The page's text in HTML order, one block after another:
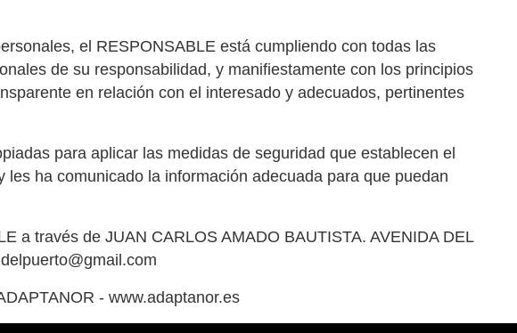
el RESPONSABLE está cumpliendo con todas las
de su responsabilidad, y manifiestamente con los principios
en relación con el interesado y adecuados, pertinentes
para aplicar las medidas de seguridad que establecen el
ha comunicado la información adecuada para que puedan
a través de JUAN CARLOS AMADO BAUTISTA. AVENIDA DEL
- www.adaptanor.es